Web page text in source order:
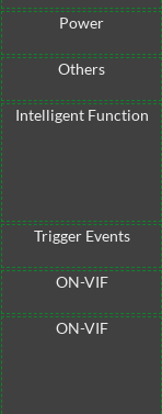
Power
Others
Intelligent Function
Trigger Events
ON-VIF
ON-VIF